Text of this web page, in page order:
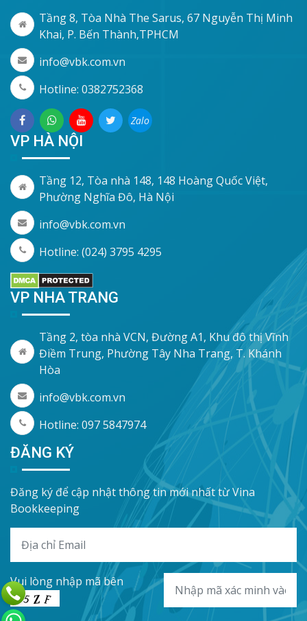
Tầng 8, Tòa Nhà The Sarus, 67 Nguyễn Thị Minh
Khai, P. Bến Thành,TPHCM
info@vbk.com.vn
Hotline: 0382752368
Zalo
VP HÀ NỘI
Tầng 12, Tòa nhà 148, 148 Hoàng Quốc Việt,
Phường Nghĩa Đô, Hà Nội
info@vbk.com.vn
Hotline: (024) 3795 4295
VP NHA TRANG
Tầng 2, tòa nhà VCN, Đường A1, Khu đô thị Vĩnh
Điềm Trung, Phường Tây Nha Trang, T. Khánh
Hòa
info@vbk.com.vn
Hotline: 097 5847974
ĐĂNG KÝ
Đăng ký để cập nhật thông tin mới nhất từ Vina
Bookkeeping
Vui lòng nhập mã bên